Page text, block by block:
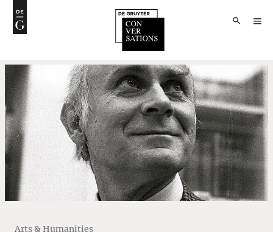
Arts & Humanities